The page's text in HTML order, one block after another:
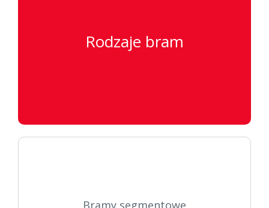
Rodzaje bram